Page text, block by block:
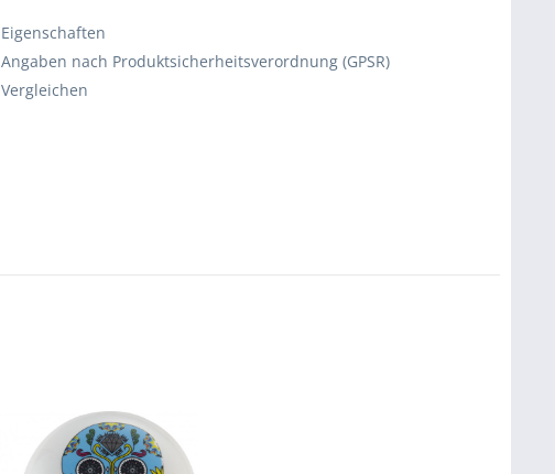
Eigenschaften
Angaben nach Produktsicherheitsverordnung (GPSR)
Vergleichen